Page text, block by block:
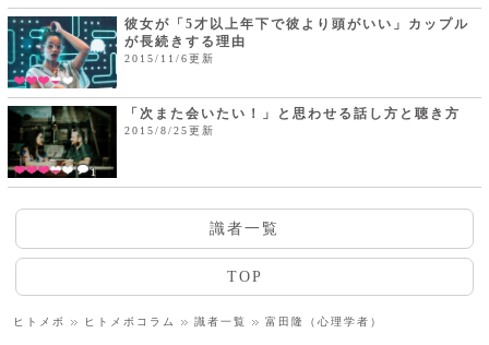
彼女が「5才以上年下で彼より頭がいい」カップル
が長続きする理由
2015/11/6更新
1
「次また会いたい！」と思わせる話し方と聴き方
2015/8/25更新
識者一覧
TOP
ヒトメボ ヒトメボコラム 識者一覧 富田隆（心理学者）